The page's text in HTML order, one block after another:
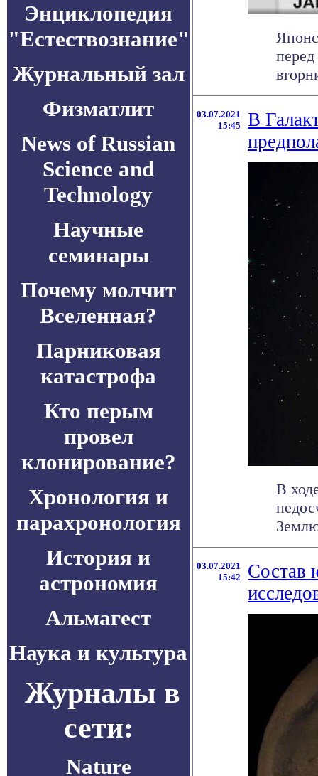
Энциклопедия
"Естествознание"
Журнальный зал
Физматлит
News of Russian
Science and
Technology
Научные
семинары
Почему молчит
Вселенная?
Парниковая
катастрофа
Кто перым
провел
клонирование?
Хронология и
парахронология
История и
астрономия
Альмагест
Наука и культура
Журналы в
сети:
Nature
03.07.2021
15:45
В
В
03.07.2021
15:42
Состав